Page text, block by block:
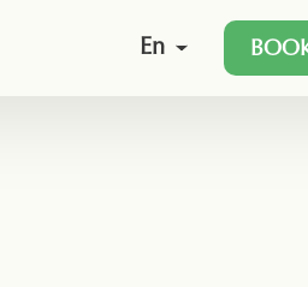
En